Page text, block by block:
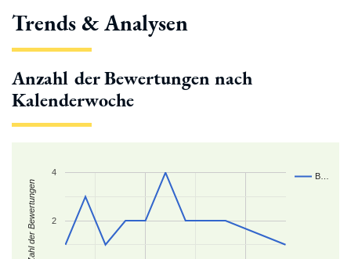
Trends & Analysen
Anzahl der Bewertungen nach
Kalenderwoche
B…
2
4
Zahl der Bewertungen